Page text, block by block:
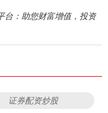
台：助您财富增值，投资
证券配资炒股